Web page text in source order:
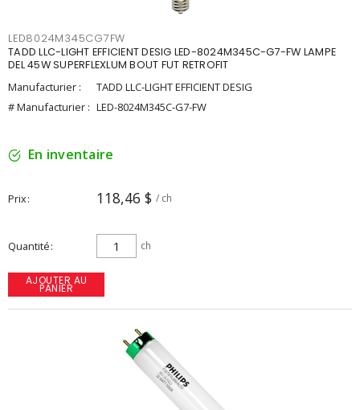
LED8024M345CG7FW
TADD LLC-LIGHT EFFICIENT DESIG LED-8024M345C-G7-FW LAMPE
DEL 45W SUPERFLEXLUM BOUT FUT RETROFIT
Manufacturier :
TADD LLC-LIGHT EFFICIENT DESIG
# Manufacturier : LED-8024M345C-G7-FW
En inventaire
Prix 118,46 $ / ch
Quantité ch
AJOUTER AU
PANIER